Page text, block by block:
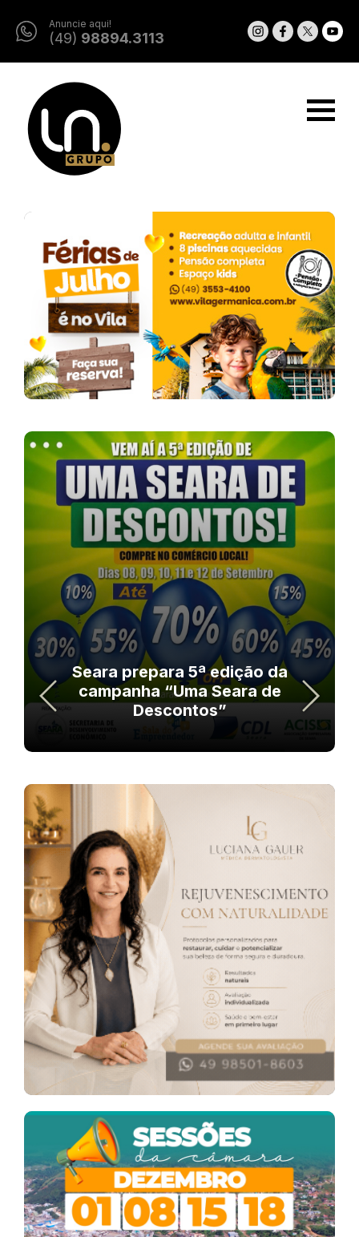
Anuncie aqui!
(49) 98894.3113
Seara prepara 5ª edição da
campanha “Uma Seara de
Descontos”